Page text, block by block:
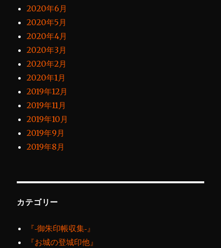
2020年6月
2020年5月
2020年4月
2020年3月
2020年2月
2020年1月
2019年12月
2019年11月
2019年10月
2019年9月
2019年8月
カテゴリー
『‐御朱印帳収集‐』
『お城の登城印他』